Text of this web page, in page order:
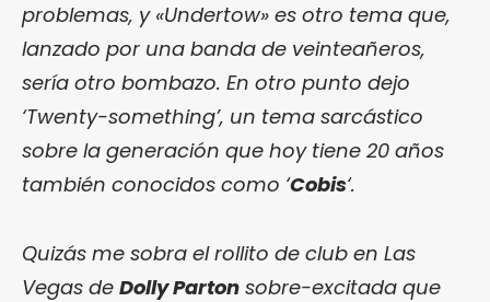
problemas, y «Undertow» es otro tema que,
lanzado por una banda de veinteañeros,
sería otro bombazo. En otro punto dejo
‘Twenty-something’, un tema sarcástico
sobre la generación que hoy tiene 20 años
también conocidos como ‘Cobis‘.
Quizás me sobra el rollito de club en Las
Vegas de Dolly Parton sobre-excitada que